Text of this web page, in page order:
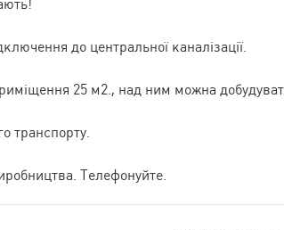
до центральної каналізації.
25 м2., над ним можна
транспорту.
Телефонуйте.